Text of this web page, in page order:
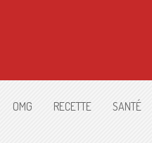
OMG RECETTE SANTÉ